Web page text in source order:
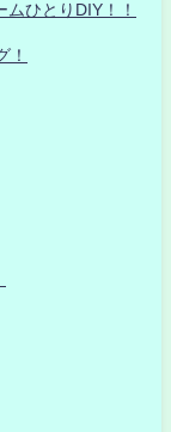
ひとりDIY！！
！